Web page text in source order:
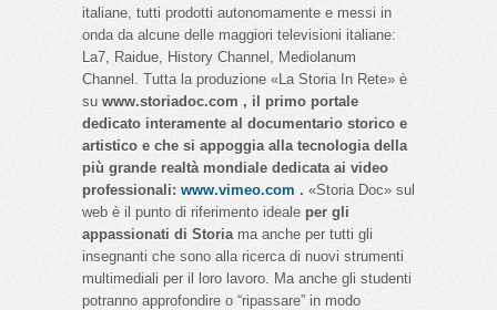
italiane, tutti prodotti autonomamente e messi in
onda da alcune delle maggiori televisioni italiane:
La7, Raidue, History Channel, Mediolanum
Channel. Tutta la produzione «La Storia In Rete» è
su www.storiadoc.com , il primo portale
dedicato interamente al documentario storico e
artistico e che si appoggia alla tecnologia della
più grande realtà mondiale dedicata ai video
professionali: www.vimeo.com . «Storia Doc» sul
web è il punto di riferimento ideale per gli
appassionati di Storiama anche per tutti gli
insegnanti che sono alla ricerca di nuovi strumenti
multimediali per il loro lavoro. Ma anche gli studenti
potranno approfondire o “ripassare” in modo